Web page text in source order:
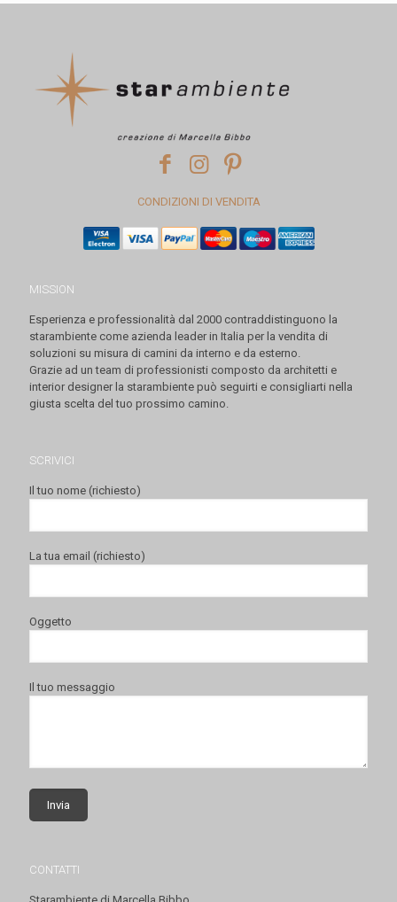
CONDIZIONI DI VENDITA
MISSION
Esperienza e professionalità dal 2000 contraddistinguono la
starambiente come azienda leader in Italia per la vendita di
soluzioni su misura di camini da interno e da esterno.
Grazie ad un team di professionisti composto da architetti e
interior designer la starambiente può seguirti e consigliarti nella
giusta scelta del tuo prossimo camino.
SCRIVICI
Il tuo nome (richiesto)
La tua email (richiesto)
Oggetto
Il tuo messaggio
CONTATTI